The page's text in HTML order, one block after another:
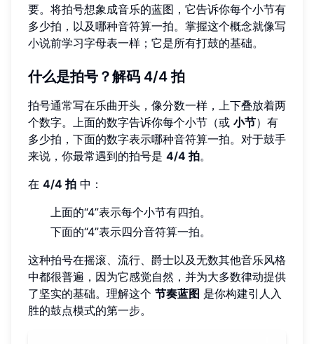
要。将拍号想象成音乐的蓝图，它告诉你每个小节有
多少拍，以及哪种音符算一拍。掌握这个概念就像写
小说前学习字母表一样；它是所有打鼓的基础。
什么是拍号？解码 4/4 拍
拍号通常写在乐曲开头，像分数一样，上下叠放着两
个数字。上面的数字告诉你每个小节（或 小节）有
多少拍，下面的数字表示哪种音符算一拍。对于鼓手
来说，你最常遇到的拍号是 4/4 拍。
在 4/4 拍 中：
上面的“4”表示每个小节有四拍。
下面的“4”表示四分音符算一拍。
这种拍号在摇滚、流行、爵士以及无数其他音乐风格
中都很普遍，因为它感觉自然，并为大多数律动提供
了坚实的基础。理解这个 节奏蓝图 是你构建引人入
胜的鼓点模式的第一步。